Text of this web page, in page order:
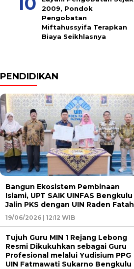
2009, Pondok
Pengobatan
Miftahussyifa Terapkan
Biaya Seikhlasnya
PENDIDIKAN
Bangun Ekosistem Pembinaan
Islami, UPT SAIK UINFAS Bengkulu
Jalin PKS dengan UIN Raden Fatah
19/06/2026 | 12:12 WIB
Tujuh Guru MIN 1 Rejang Lebong
Resmi Dikukuhkan sebagai Guru
Profesional melalui Yudisium PPG
UIN Fatmawati Sukarno Bengkulu